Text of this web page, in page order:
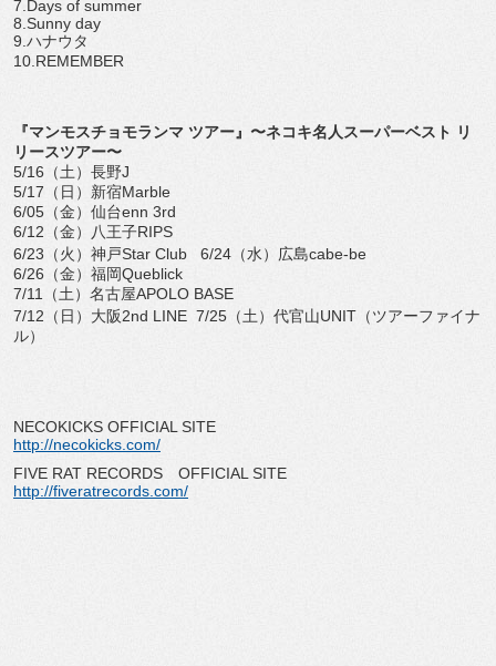
7.Days of summer
8.Sunny day
9.ハナウタ
10.REMEMBER
『マンモスチョモランマ ツアー』〜ネコキ名人スーパーベスト リ
リースツアー〜
5/16（土）長野J
5/17（日）新宿Marble
6/05（金）仙台enn 3rd
6/12（金）八王子RIPS
6/23（火）神戸Star Club 6/24（水）広島cabe-be
6/26（金）福岡Queblick
7/11（土）名古屋APOLO BASE
7/12（日）大阪2nd LINE 7/25（土）代官山UNIT（ツアーファイナ
ル）
NECOKICKS OFFICIAL SITE
http://necokicks.com/
FIVE RAT RECORDS OFFICIAL SITE
http://fiveratrecords.com/